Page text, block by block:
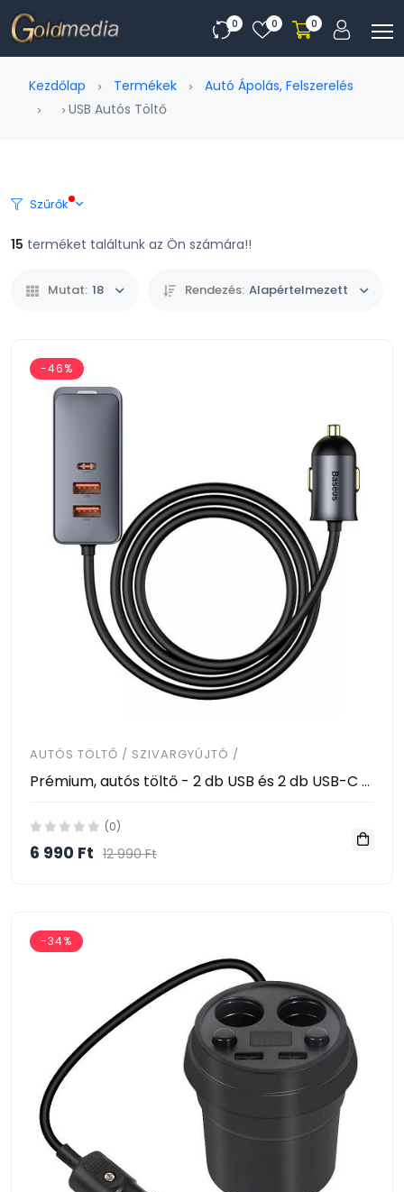
0 0 0
Kezdőlap Termékek
Autó Ápolás, Felszerelés
USB Autós Töltő
Szűrők
15 terméket találtunk az Ön számára!!
Mutat: 18 Rendezés: Alapértelmezett
-46%
AUTÓS TÖLTŐ / SZIVARGYÚJTÓ /
Prémium, autós töltő - 2 db USB és 2 db USB-C csatlakozóval - Baseus
(0)
6 990 Ft 12 990 Ft
-34%